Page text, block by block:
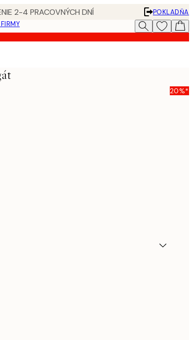
2-4 PRACOVNÝCH DNÍ
POKLADŇA
20%*